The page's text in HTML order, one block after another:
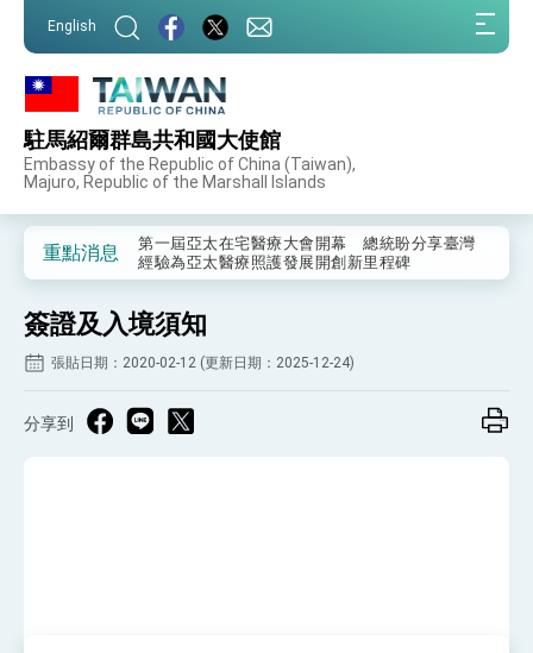
English
駐馬紹爾群島共和國大使館
Embassy of the Republic of China (Taiwan),
Majuro, Republic of the Marshall Islands
重點消息
外交部重要言論
事處」，進一步深化台美交流合作
第一屆亞太在宅醫療大會開幕 總統盼分享臺灣
經驗為亞太醫療照護發展開創新里程碑
及「台灣智慧醫療與健康產業展」預告短片，向
世界展現台灣守護全球健康的創新能量
總統出訪史瓦帝尼返國談話 強調臺灣人有權利
走向世界 盼與理念相近國家共同維護國際秩序
訪問
總統與五院院長新春茶敘 盼化分歧為團結、為
簽證及入境須知
張貼日期：2020-02-12 (更新日期：2025-12-24)
分享到